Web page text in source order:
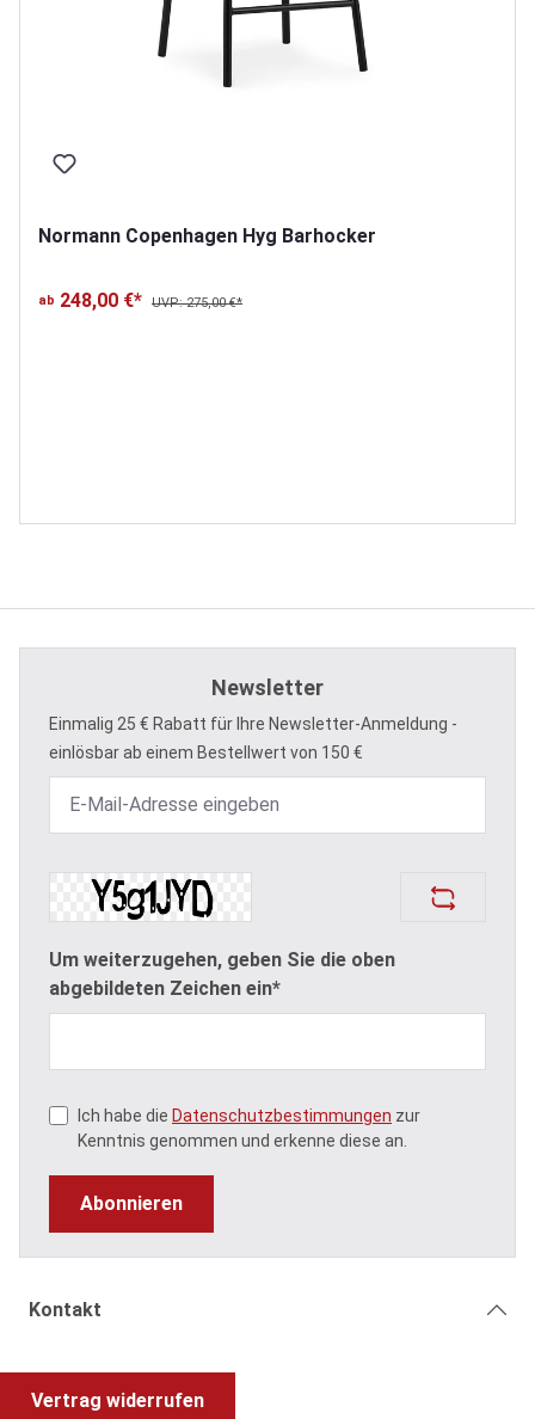
Normann Copenhagen Hyg Barhocker
ab 248,00 €* UVP: 275,00 €*
Newsletter
Einmalig 25 € Rabatt für Ihre Newsletter-Anmeldung -
einlösbar ab einem Bestellwert von 150 €
Um weiterzugehen, geben Sie die oben
abgebildeten Zeichen ein*
Ich habe die Datenschutzbestimmungen zur
Kenntnis genommen und erkenne diese an.
Abonnieren
Kontakt
Vertrag widerrufen